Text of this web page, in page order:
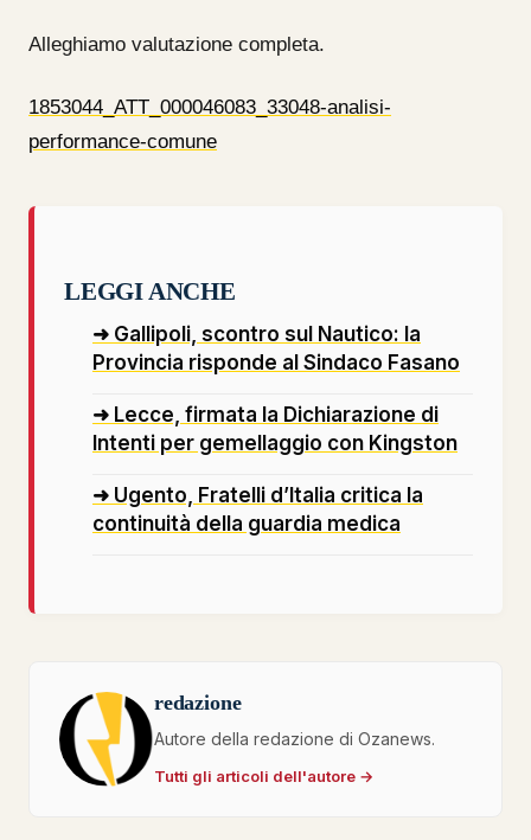
Alleghiamo valutazione completa.
1853044_ATT_000046083_33048-analisi-
performance-comune
LEGGI ANCHE
➜ Gallipoli, scontro sul Nautico: la
Provincia risponde al Sindaco Fasano
➜ Lecce, firmata la Dichiarazione di
Intenti per gemellaggio con Kingston
➜ Ugento, Fratelli d’Italia critica la
continuità della guardia medica
redazione
Autore della redazione di Ozanews.
Tutti gli articoli dell'autore →